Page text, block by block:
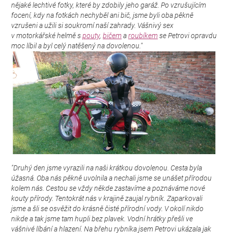
nějaké lechtivé fotky, které by zdobily jeho garáž. Po vzrušujícím
focení, kdy na fotkách nechyběl ani bič, jsme byli oba pěkně
vzrušeni a užili si soukromí naší zahrady. Vášnivý sex
v motorkářské helmě spouty, bičemaroubíkemse Petrovi opravdu
moc líbil a byl celý natěšený na dovolenou."
"Druhý den jsme vyrazili na naši krátkou dovolenou. Cesta byla
úžasná. Oba nás pěkně uvolnila a nechali jsme se unášet přírodou
kolem nás. Cestou se vždy někde zastavíme a poznáváme nové
kouty přírody. Tentokrát nás v krajině zaujal rybník. Zaparkovali
jsme a šli se osvěžit do krásně čisté přírodní vody. V okolí nikdo
nikde a tak jsme tam hupli bez plavek. Vodní hrátky přešli ve
vášnivé líbání a hlazení. Na břehu rybníka jsem Petrovi ukázala jak